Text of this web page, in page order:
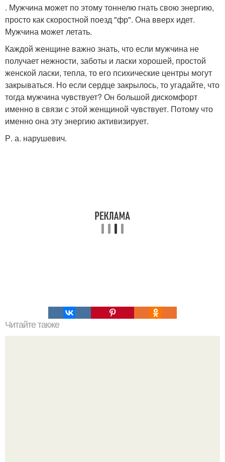
. Мужчина может по этому тоннелю гнать свою энергию,
просто как скоростной поезд "фр". Она вверх идет.
Мужчина может летать.
Каждой женщине важно знать, что если мужчина не
получает нежности, заботы и ласки хорошей, простой
женской ласки, тепла, то его психические центры могут
закрываться. Но если сердце закрылось, то угадайте, что
тогда мужчина чувствует? Он большой дискомфорт
именно в связи с этой женщиной чувствует. Потому что
именно она эту энергию активизирует.
Р. а. нарушевич.
Читайте также